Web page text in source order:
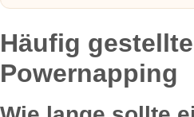
Häufig
Powernapping